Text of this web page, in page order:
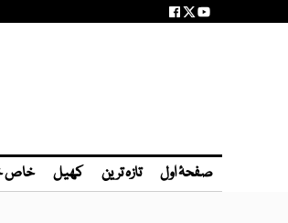
صفحۂ اول تازہ ترین کھیل خاص